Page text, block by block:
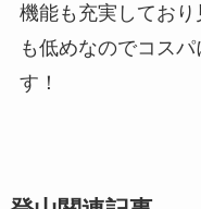
機能も充実してお
も低めなのでコス
す！